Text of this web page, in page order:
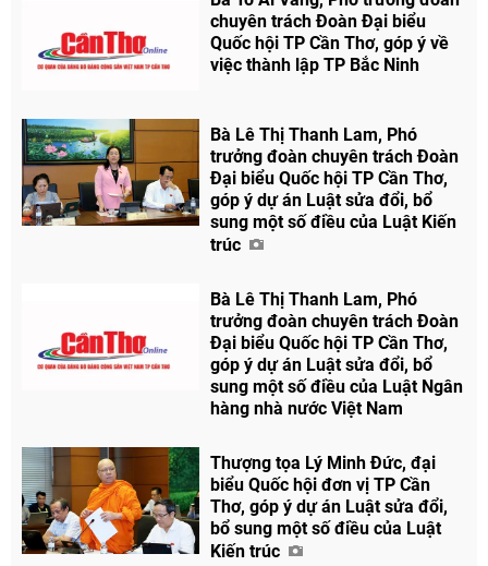
chuyên trách Đoàn Đại biểu
Quốc hội TP Cần Thơ, góp ý về
việc thành lập TP Bắc Ninh
Bà Lê Thị Thanh Lam, Phó
trưởng đoàn chuyên trách Đoàn
Đại biểu Quốc hội TP Cần Thơ,
góp ý dự án Luật sửa đổi, bổ
sung một số điều của Luật Kiến
trúc
Bà Lê Thị Thanh Lam, Phó
trưởng đoàn chuyên trách Đoàn
Đại biểu Quốc hội TP Cần Thơ,
góp ý dự án Luật sửa đổi, bổ
sung một số điều của Luật Ngân
hàng nhà nước Việt Nam
Thượng tọa Lý Minh Đức, đại
biểu Quốc hội đơn vị TP Cần
Thơ, góp ý dự án Luật sửa đổi,
bổ sung một số điều của Luật
Kiến trúc